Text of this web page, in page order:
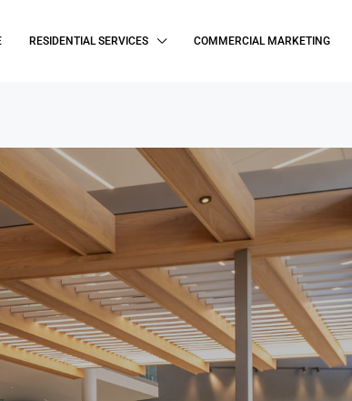
RESIDENTIAL SERVICES COMMERCIAL MARKETING